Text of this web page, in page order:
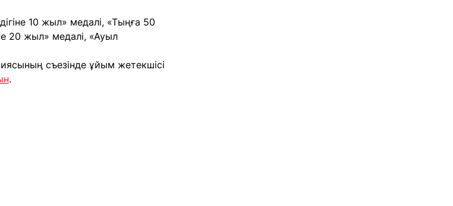
10 жыл» медалі, «Тыңға 50
20 жыл» медалі, «Ауыл
съезінде ұйым жетекшісі
.